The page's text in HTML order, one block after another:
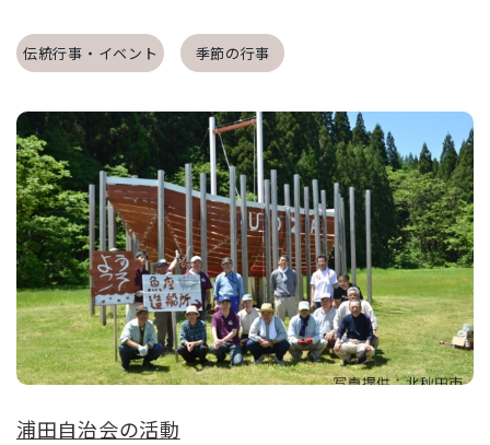
伝統行事・イベント 季節の行事
浦田自治会の活動